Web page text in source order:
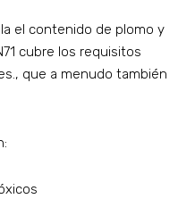
el contenido de plomo y
cubre los requisitos
que a menudo también